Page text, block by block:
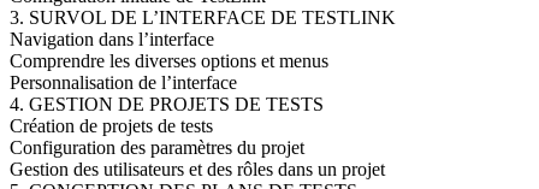
3. SURVOL DE L’INTERFACE DE TESTLINK
Navigation dans l’interface
Comprendre les diverses options et menus
Personnalisation de l’interface
4. GESTION DE PROJETS DE TESTS
Création de projets de tests
Configuration des paramètres du projet
Gestion des utilisateurs et des rôles dans un projet